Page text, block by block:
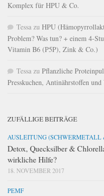
Komplex für HPU & Co.
Tessa zu HPU
Problem? Was tun? + einem 4-
Vitamin B6 (P5P), Zink & Co.)
Tessa zu Pflanzliche
Presskuchen, Antinährstoffen
ZUFÄLLIGE BEITRÄGE
AUSLEITUNG (SCHWERMETALL
Detox, Quecksilber &
wirkliche Hilfe?
18. NOVEMBER 2017
PEMF